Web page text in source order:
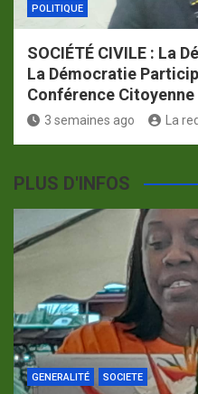
POLITIQUE
SOCIÉTÉ CIVILE : La
La Démocratie
Conférence Citoyenne
3 semaines ago La
PLUS D'INFOS
GENERALITÉ SOCIETE